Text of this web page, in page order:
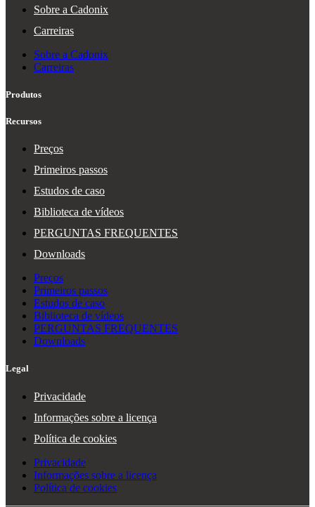
Sobre a Cadonix
Carreiras
Sobre a Cadonix
Carreiras
Produtos
Recursos
Preços
Primeiros passos
Estudos de caso
Biblioteca de vídeos
PERGUNTAS FREQUENTES
Downloads
Preços
Primeiros passos
Estudos de caso
Biblioteca de vídeos
PERGUNTAS FREQUENTES
Downloads
Legal
Privacidade
Informações sobre a licença
Política de cookies
Privacidade
Informações sobre a licença
Política de cookies